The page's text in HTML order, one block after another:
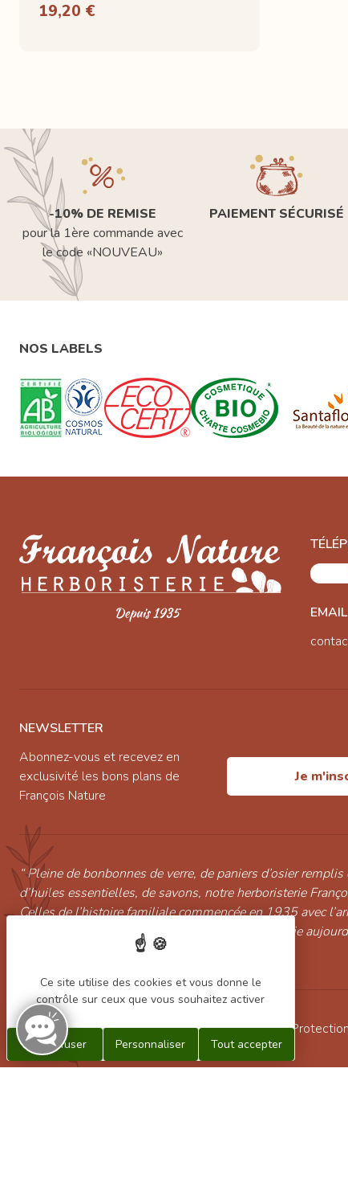
19,20 €
-10% DE REMISE
pour la 1ère commande avec
le code «NOUVEAU»
PAIEMENT SÉCURISÉ
NOS LABELS
EMAIL
NEWSLETTER
Abonnez-vous et recevez en
exclusivité les bons plans de
François Nature
Je
“ Pleine de bonbonnes de verre, de paniers d’osier
d’huiles essentielles, de savons, notre herboristerie
Celles de l’histoire familiale commencée en 1935 avec
continuée par Marcelle puis Christian et poursuivie
l’arrière petit-fils Alexandre Pinot. ”
Conditions générales de vente/Mentions légales/
Ce site utilise des cookies et vous donne le
contrôle sur ceux que vous souhaitez activer
Tout accepter
Tout refuser Personnaliser